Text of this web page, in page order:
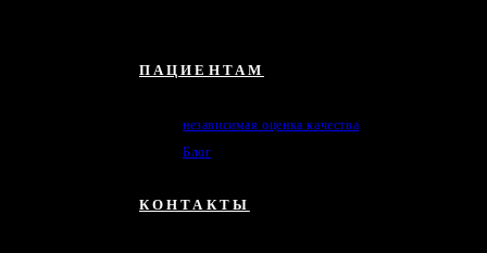
ПАЦИЕНТАМ
независимая оценка качества
Блог
КОНТАКТЫ